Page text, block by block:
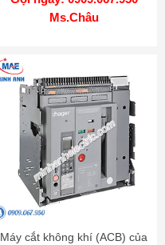
Ms.Châu
Máy cắt không khí (ACB) của